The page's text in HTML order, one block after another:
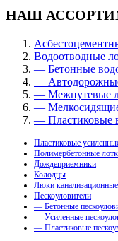
НАШ
Водоотводные
— Бетонные
—
— Межпутевые
—
— Пластиковые
Пластиковые
Полимербетонные
Дождеприемники
Колодцы
Люки канализационные
Пескоуловители
— Бетонные
— Усиленные
— Пластиковые